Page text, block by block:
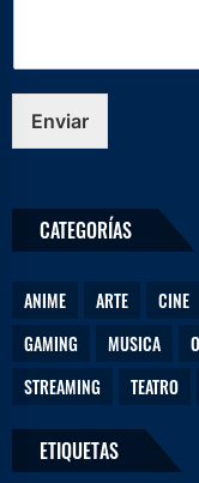
Enviar
CATEGORÍAS
ANIME ARTE CINE
GAMING
MUSICA
STREAMING
TEATRO
ETIQUETAS